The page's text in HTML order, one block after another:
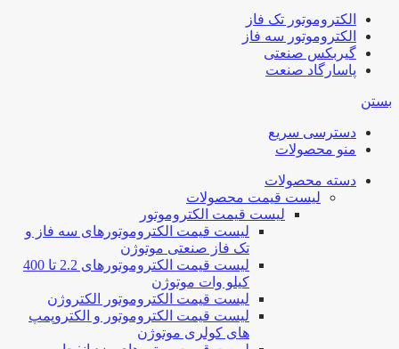
الکتروموتور تک فاز
الکتروموتور سه فاز
گیربکس صنعتی
پاسارگاد صنعت
بستن
دسترسی سریع
منو محصولات
دسته محصولات
لیست قیمت محصولات
لیست قیمت الکتروموتور
لیست قیمت الکتروموتورهای سه فاز و
تک فاز صنعتی موتوژن
لیست قیمت الکتروموتورهای 2.2 تا 400
کیلو وات موتوژن
لیست قیمت الکتروموتور الکتروژن
لیست قیمت الکتروموتور و الکتروپمپ
های کولری موتوژن